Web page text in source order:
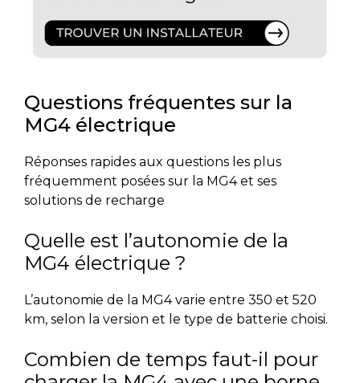
Questions fréquentes sur la
MG4 électrique
Réponses rapides aux questions les plus
fréquemment posées sur la MG4 et ses
solutions de recharge
Quelle est l’autonomie de la
MG4 électrique ?
L’autonomie de la MG4 varie entre 350 et 520
km, selon la version et le type de batterie choisi.
Combien de temps faut-il pour